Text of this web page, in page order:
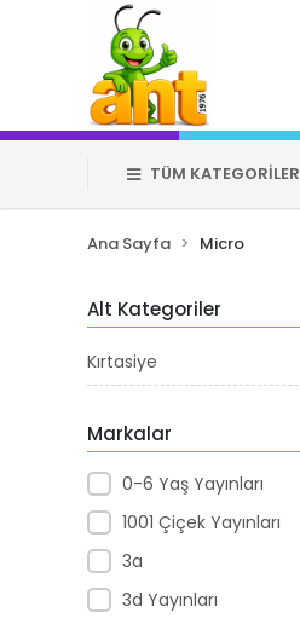
TÜM KATEGORİLER
Ana Sayfa Micro
Alt Kategoriler
Kırtasiye
Markalar
0-6 Yaş Yayınları
1001 Çiçek Yayınları
3a
3d Yayınları